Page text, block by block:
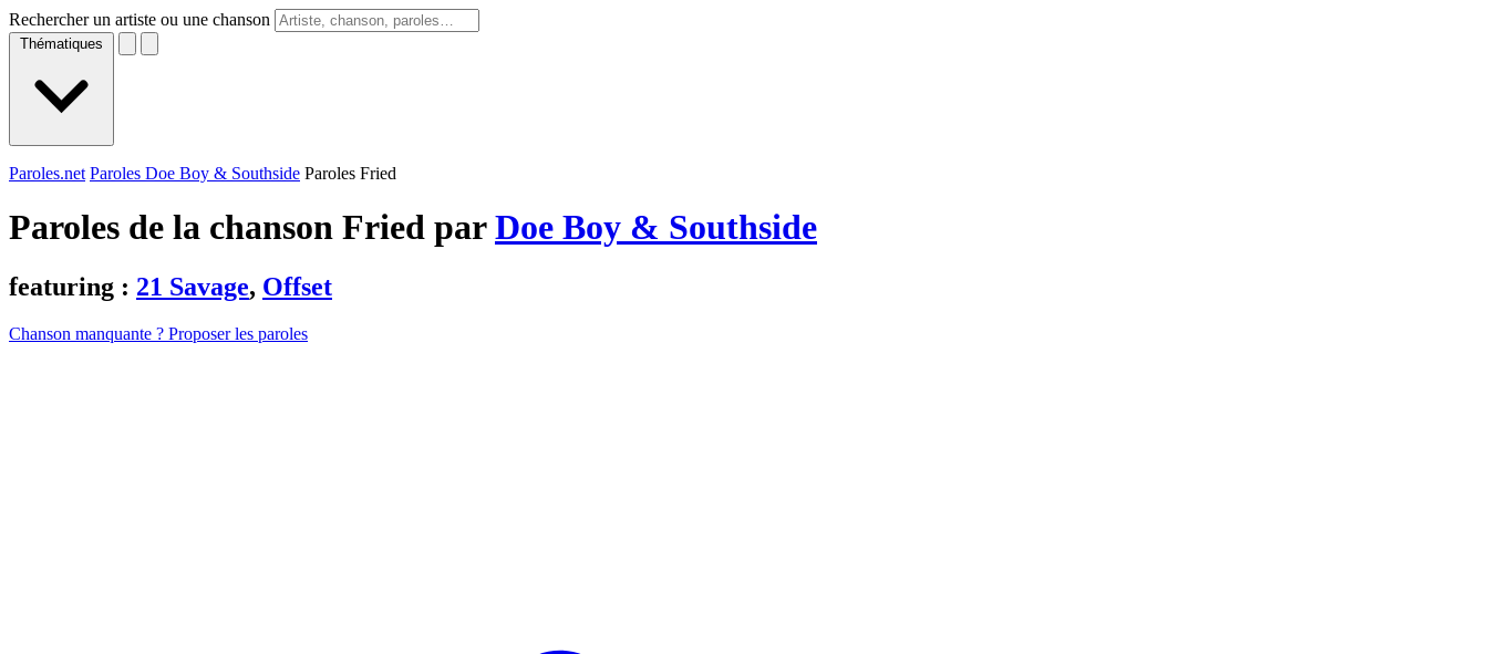
Rechercher un artiste ou une chanson
Thématiques
Paroles.net Paroles Doe Boy & Southside Paroles Fried
Paroles de la chanson Fried parDoe Boy & Southside
featuring : 21 Savage, Offset
Chanson manquante ? Proposer les paroles